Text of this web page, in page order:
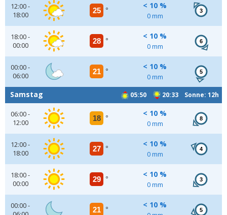
12:00 -
18:00
25 °
< 10 %
0 mm
3
18:00 -
00:00
28 °
< 10 %
0 mm
6
00:00 -
06:00
21 °
< 10 %
0 mm
5
05:50 20:33 Sonne: 12h
Samstag
06:00 -
12:00
18 °
< 10 %
0 mm
8
12:00 -
18:00
27 °
< 10 %
0 mm
4
18:00 -
00:00
29 °
< 10 %
0 mm
3
00:00 -
21 °
< 10 %
5